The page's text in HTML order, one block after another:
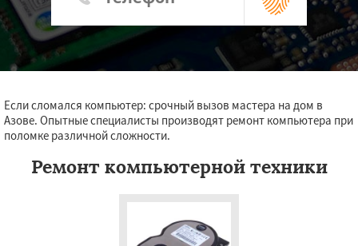
Если сломался компьютер: срочный вызов мастера на дом в
Азове. Опытные специалисты производят ремонт компьютера при
поломке различной сложности.
Ремонт компьютерной техники